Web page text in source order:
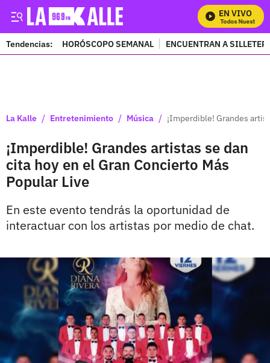
EN VIVO
Mira Todos Nuestros
Tendencias: HORÓSCOPO SEMANAL ENCUENTRAN A
La Kalle / Entretenimiento / Música / ¡Imperdible! Grandes
¡Imperdible! Grandes artistas se dan
cita hoy en el Gran Concierto Más
Popular Live
En este evento tendrás la oportunidad de
interactuar con los artistas por medio de chat.